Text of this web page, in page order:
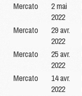
Mercato
2 mai
2022
Mercato
29 avr.
2022
Mercato
25 avr.
2022
Mercato
14 avr.
2022